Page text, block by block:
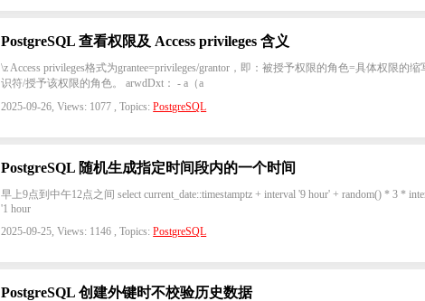
PostgreSQL 查看权限及 Access privileges 含义
\z Access privileges格式为grantee=privileges/grantor，即：被授予权限的角色=具体权限的缩
识符/授予该权限的角色。 arwdDxt： - a（a
2025-09-26, Views: 1077 , Topics:PostgreSQL
PostgreSQL 随机生成指定时间段内的一个时间
早上9点到中午12点之间 select current_date::timestamptz + interval '9 hour' + random() * 3 *
'1 hour
2025-09-25, Views: 1146 , Topics:PostgreSQL
PostgreSQL 创建外键时不校验历史数据